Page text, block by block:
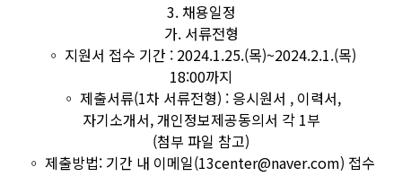
3. 채용일정
가. 서류전형
◦ 지원서 접수 기간 : 2024.1.25.(목)~2024.2.1.(목)
18:00까지
◦ 제출서류(1차 서류전형) : 응시원서 , 이력서,
자기소개서, 개인정보제공동의서 각 1부
(첨부 파일 참고)
◦ 제출방법: 기간 내 이메일(13center@naver.com) 접수